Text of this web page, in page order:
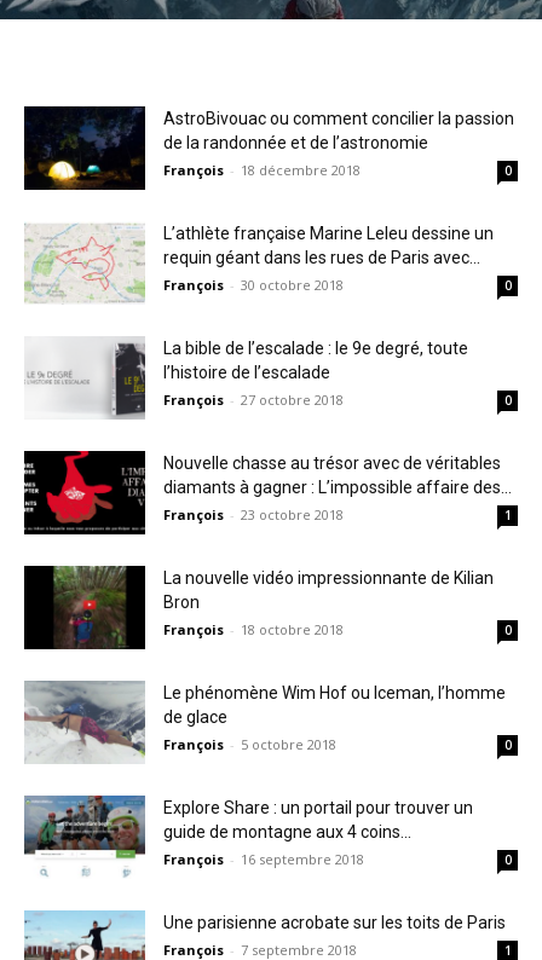
AstroBivouac ou comment concilier la passion
de la randonnée et de l’astronomie
François - 18 décembre 2018 0
L’athlète française Marine Leleu dessine un
requin géant dans les rues de Paris avec...
François - 30 octobre 2018 0
La bible de l’escalade : le 9e degré, toute
l’histoire de l’escalade
François - 27 octobre 2018 0
Nouvelle chasse au trésor avec de véritables
diamants à gagner : L’impossible affaire des...
François - 23 octobre 2018 1
La nouvelle vidéo impressionnante de Kilian
Bron
François - 18 octobre 2018 0
Le phénomène Wim Hof ou Iceman, l’homme
de glace
François - 5 octobre 2018 0
Explore Share : un portail pour trouver un
guide de montagne aux 4 coins...
François - 16 septembre 2018 0
Une parisienne acrobate sur les toits de Paris
François - 7 septembre 2018 1